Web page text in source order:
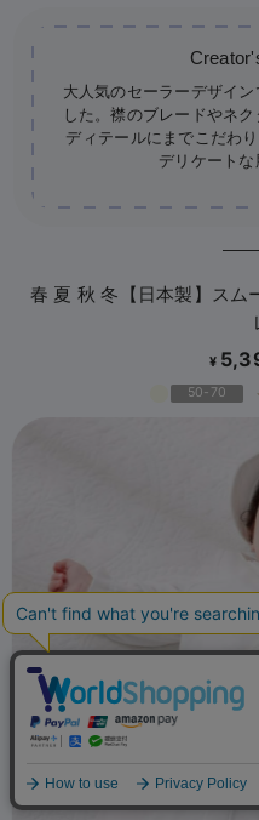
大人気のセーラーデザイ
した。襟のブレードやネ
ディテールにまでこだわ
デリケートな
春 夏 秋 冬【日本製】スム
¥
50-70